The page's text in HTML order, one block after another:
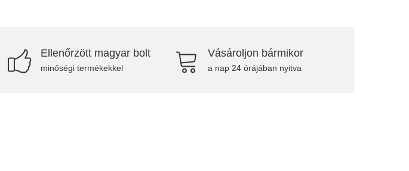
Ellenőrzött magyar bolt
minőségi termékekkel
Vásároljon bármikor
a nap 24 órájában nyitva